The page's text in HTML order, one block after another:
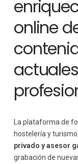
online
La plataforma de
hostelería y
privado y asesor
grabación de